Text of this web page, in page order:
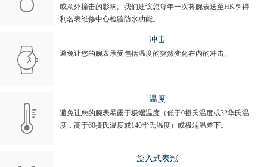
或意外撞击的影响。我们建议您每年一次将腕表送至HK亨得
利名表维修中心检验防水功能。
冲击
避免让您的腕表承受包括温度的突然变化在内的冲击。
温度
避免让您的腕表暴露于极端温度（低于0摄氏温度或32华氏温
度，高于60摄氏温度或140华氏温度）或极端温差下。
旋入式表冠